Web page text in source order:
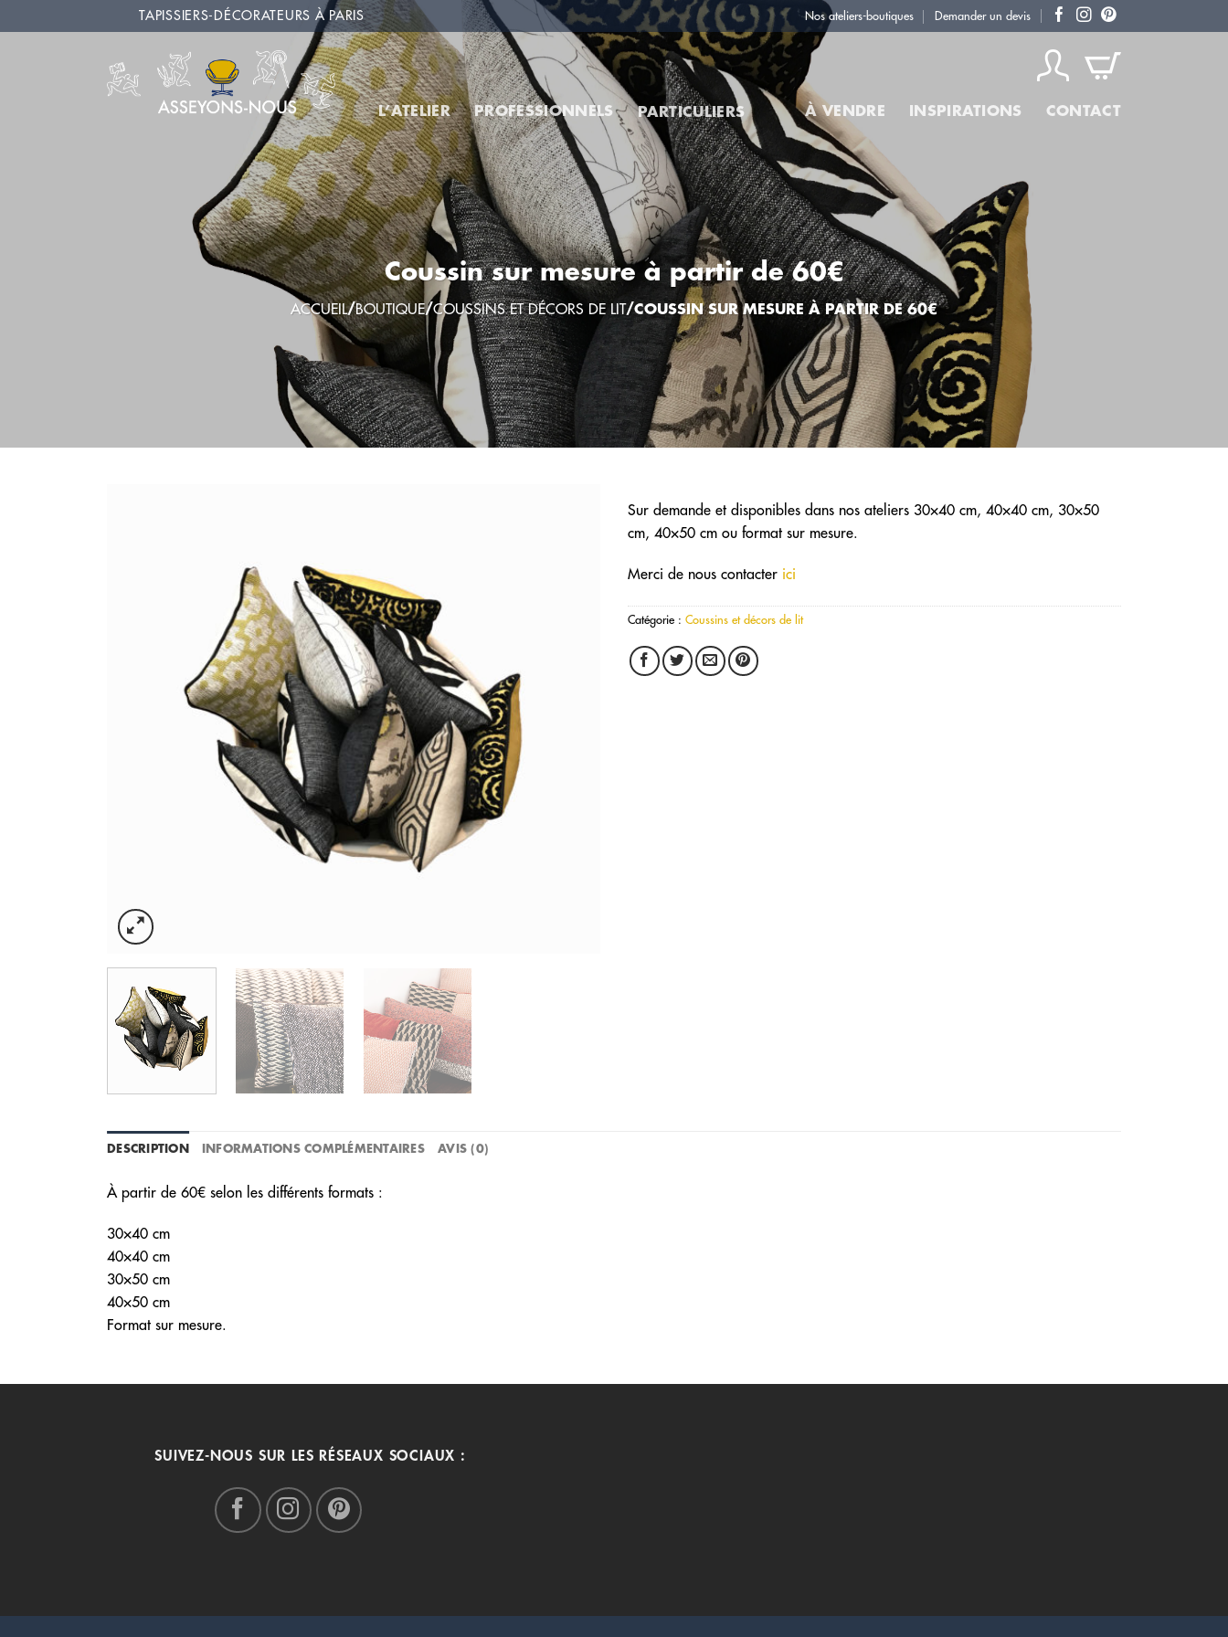
au
TAPISSIERS-DÉCORATEURS À PARIS Nos ateliers-boutiques Demander un devis
L’ATELIER PROFESSIONNELS PARTICULIERS À VENDRE INSPIRATIONS CONTACT
Coussin sur mesure à partir de 60€
ACCUEIL/BOUTIQUE/COUSSINS ET DÉCORS DE LIT/COUSSIN SUR MESURE À PARTIR DE 60€
Sur demande et disponibles dans nos ateliers 30×40 cm, 40×40 cm, 30×50
cm, 40×50 cm ou format sur mesure.
Merci de nous contacter ici
Catégorie : Coussins et décors de lit
DESCRIPTION INFORMATIONS COMPLÉMENTAIRES AVIS (0)
À partir de 60€ selon les différents formats :
30×40 cm
40×40 cm
30×50 cm
40×50 cm
Format sur mesure.
SUIVEZ-NOUS SUR LES RÉSEAUX SOCIAUX :